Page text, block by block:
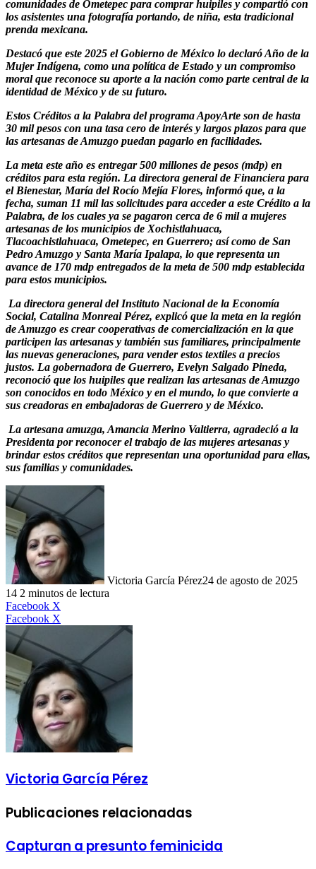
comunidades de Ometepec para comprar huipiles y compartió con
los asistentes una fotografía portando, de niña, esta tradicional
prenda mexicana.
Destacó que este 2025 el Gobierno de México lo declaró Año de la
Mujer Indígena, como una política de Estado y un compromiso
moral que reconoce su aporte a la nación como parte central de la
identidad de México y de su futuro.
Estos Créditos a la Palabra del programa ApoyArte son de hasta
30 mil pesos con una tasa cero de interés y largos plazos para que
las artesanas de Amuzgo puedan pagarlo en facilidades.
La meta este año es entregar 500 millones de pesos (mdp) en
créditos para esta región. La directora general de Financiera para
el Bienestar, María del Rocío Mejía Flores, informó que, a la
fecha, suman 11 mil las solicitudes para acceder a este Crédito a la
Palabra, de los cuales ya se pagaron cerca de 6 mil a mujeres
artesanas de los municipios de Xochistlahuaca,
Tlacoachistlahuaca, Ometepec, en Guerrero; así como de San
Pedro Amuzgo y Santa María Ipalapa, lo que representa un
avance de 170 mdp entregados de la meta de 500 mdp establecida
para estos municipios.
La directora general del Instituto Nacional de la Economía
Social, Catalina Monreal Pérez, explicó que la meta en la región
de Amuzgo es crear cooperativas de comercialización en la que
participen las artesanas y también sus familiares, principalmente
las nuevas generaciones, para vender estos textiles a precios
justos. La gobernadora de Guerrero, Evelyn Salgado Pineda,
reconoció que los huipiles que realizan las artesanas de Amuzgo
son conocidos en todo México y en el mundo, lo que convierte a
sus creadoras en embajadoras de Guerrero y de México.
La artesana amuzga, Amancia Merino Valtierra, agradeció a la
Presidenta por reconocer el trabajo de las mujeres artesanas y
brindar estos créditos que representan una oportunidad para ellas,
sus familias y comunidades.
Victoria García Pérez24 de agosto de 2025
14 2 minutos de lectura
Facebook X
Facebook X
electrónico
Victoria García Pérez
Publicaciones relacionadas
Capturan a presunto feminicida